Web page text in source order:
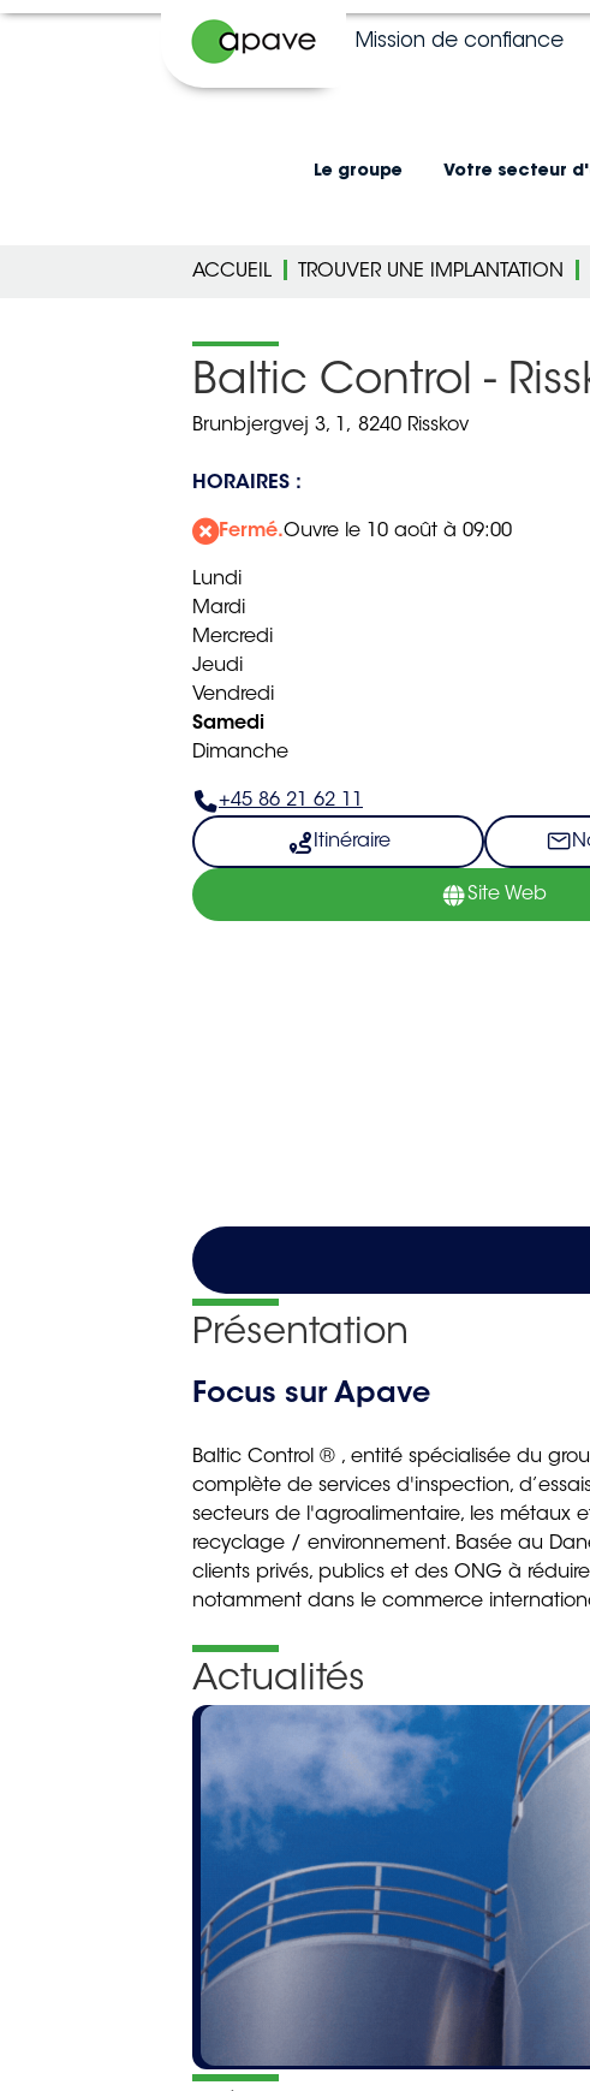
Mission de confiance
Le groupe Votre secteur
ACCUEIL TROUVER UNE IMPLANTATION
Baltic Control -
Brunbjergvej 3, 1, 8240 Risskov
HORAIRES :
Fermé.Ouvre le 10 août à 09:00
Lundi
Mardi
Mercredi
Jeudi
Vendredi
Samedi
Dimanche
+45 86 21 62 11
Itinéraire
Site Web
Présentation
Focus sur Apave
Baltic Control ® , entité spécialisée du
complète de services d'inspection,
secteurs de l'agroalimentaire, les métaux
recyclage / environnement. Basée au
clients privés, publics et des ONG à
notamment dans le commerce
Actualités